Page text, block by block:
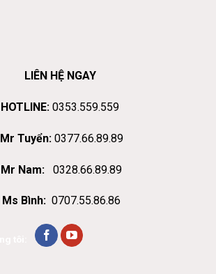
LIÊN HỆ NGAY
HOTLINE: 0353.559.559
Mr Tuyển: 0377.66.89.89
Mr Nam: 0328.66.89.89
Ms Bình: 0707.55.86.86